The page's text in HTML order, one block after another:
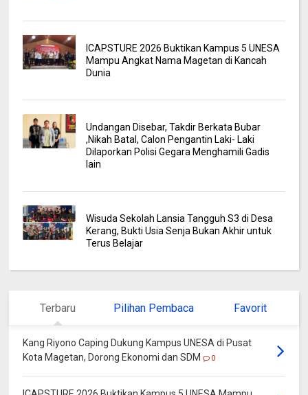
ICAPSTURE 2026 Buktikan Kampus 5 UNESA
Mampu Angkat Nama Magetan di Kancah
Dunia
Undangan Disebar, Takdir Berkata Bubar
,Nikah Batal, Calon Pengantin Laki- Laki
Dilaporkan Polisi Gegara Menghamili Gadis
lain
Wisuda Sekolah Lansia Tangguh S3 di Desa
Kerang, Bukti Usia Senja Bukan Akhir untuk
Terus Belajar
Terbaru Pilihan Pembaca Favorit
Kang Riyono Caping Dukung Kampus UNESA di Pusat
Kota Magetan, Dorong Ekonomi dan SDM
0